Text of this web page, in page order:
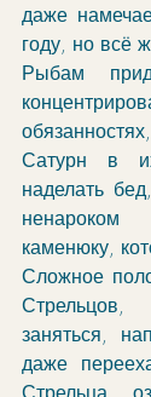
даже
году, но всё
Рыбам
Сатурн в
наделать
каменюку,
Сложное
Стрельцов,
заняться,
даже